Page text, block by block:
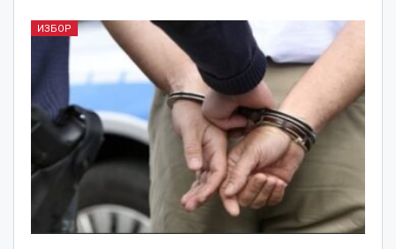
ИЗБОР